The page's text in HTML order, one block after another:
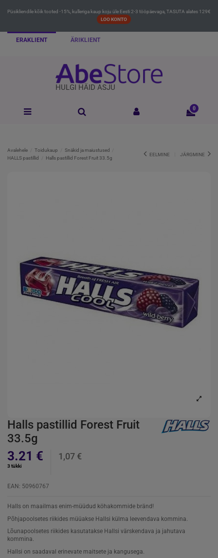
Püsikliendile kõik tooted -15%, kulleriga kaup koju üle Eesti 2-3 tööpäevaga, TASUTA alates 129€
LOO KONTO
ERAKLIENT ÄRIKLIENT
HULGI HÄID ASJU
0
Avalehele Toidukaup
Snäkid ja maiustused
HALLS pastillid
Halls pastillid Forest Fruit 33.5g
EELMINE JÄRGMINE
Halls pastillid Forest Fruit
33.5g
3.21 €
3 tükki
1,07 €
EAN: 50960767
Halls on maailmas enim-müüdud köhakommide bränd!
Põhjapoolsetes riikides müüakse Hallsi külma leevendava kommina.
Lõunapoolsetes riikides kasutatakse Hallsi värskendava ja jahutava
kommina.
Hallsi on saadaval erinevate maitsete ja kangusega.